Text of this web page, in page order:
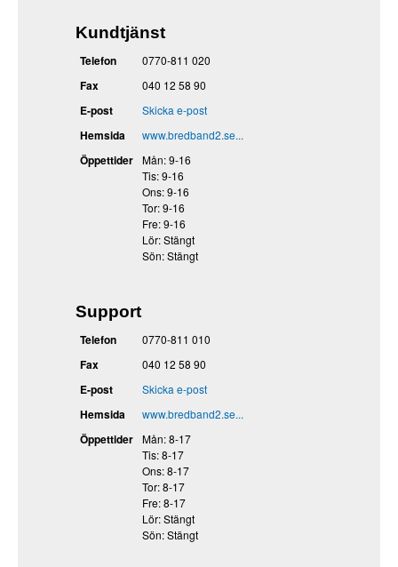
Kundtjänst
Telefon 0770-811 020
Fax 040 12 58 90
E-post Skicka e-post
Hemsida www.bredband2.se...
Öppettider
Mån: 9-16
Tis: 9-16
Ons: 9-16
Tor: 9-16
Fre: 9-16
Lör: Stängt
Sön: Stängt
Support
Telefon 0770-811 010
Fax 040 12 58 90
E-post Skicka e-post
Hemsida www.bredband2.se...
Öppettider
Mån: 8-17
Tis: 8-17
Ons: 8-17
Tor: 8-17
Fre: 8-17
Lör: Stängt
Sön: Stängt